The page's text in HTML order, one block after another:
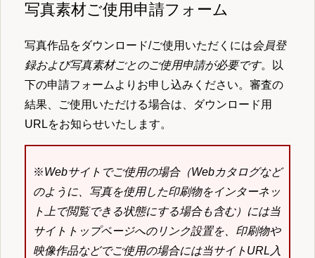
写真素材ご使用申請フォーム
写真作品をダウンロード/ご使用いただくには会員登
録および写真素材ごとのご使用申請が必要です。以
下の申請フォームよりお申し込みください。審査の
結果、ご使用いただける場合は、ダウンロード用
URLをお知らせいたします。
※Webサイトでご使用の場合（Webカタログなど
のように、写真を使用した印刷物をインターネッ
ト上で閲覧できる状態にする場合も含む）には当
サイトトップページへのリンク設置を、印刷物や
映像作品などでご使用の場合には当サイトURL入